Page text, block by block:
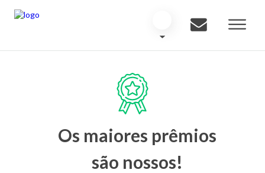
Os maiores prêmios
são nossos!